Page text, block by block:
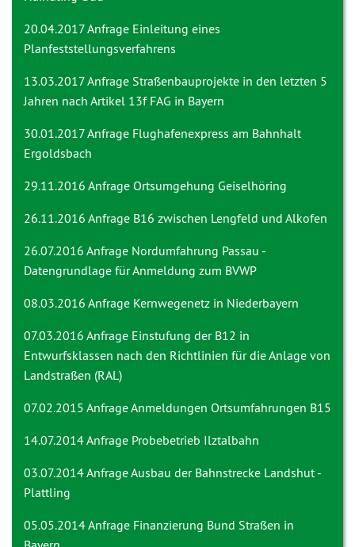
20.04.2017 Anfrage Einleitung eines
Planfeststellungsverfahrens
13.03.2017 Anfrage Straßenbauprojekte in den letzten 5
Jahren nach Artikel 13f FAG in Bayern
30.01.2017 Anfrage Flughafenexpress am Bahnhalt
Ergoldsbach
29.11.2016 Anfrage Ortsumgehung Geiselhöring
26.11.2016 Anfrage B16 zwischen Lengfeld und Alkofen
26.07.2016 Anfrage Nordumfahrung Passau -
Datengrundlage für Anmeldung zum BVWP
08.03.2016 Anfrage Kernwegenetz in Niederbayern
07.03.2016 Anfrage Einstufung der B12 in
Entwurfsklassen nach den Richtlinien für die Anlage von
Landstraßen (RAL)
07.02.2015 AnfrageAnmeldungen Ortsumfahrungen B15
14.07.2014 Anfrage Probebetrieb Ilztalbahn
03.07.2014 AnfrageAusbau der Bahnstrecke Landshut -
Plattling
05.05.2014 Anfrage Finanzierung Bund Straßen in